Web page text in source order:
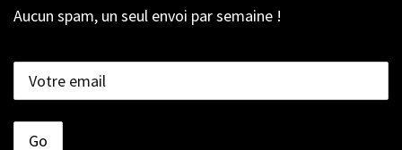
Aucun spam, un seul envoi par semaine !